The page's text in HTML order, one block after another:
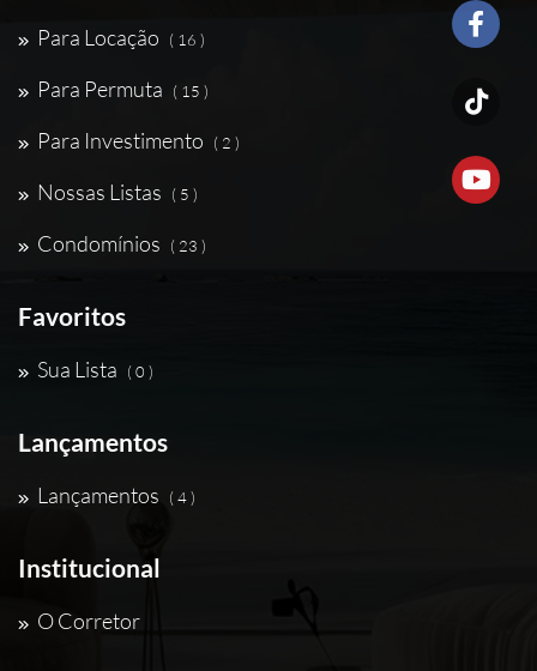
Para Locação ( 16 )
Para Permuta ( 15 )
Para Investimento ( 2 )
Nossas Listas ( 5 )
Condomínios ( 23 )
Favoritos
Sua Lista ( 0 )
Lançamentos
Lançamentos ( 4 )
Institucional
O Corretor